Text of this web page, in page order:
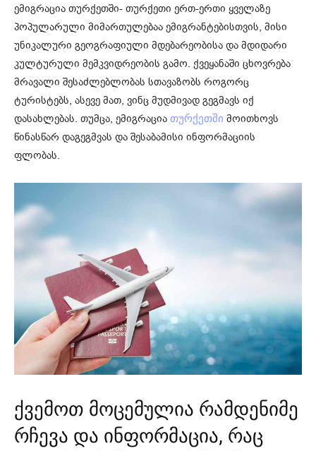
ემიგრაცია თურქეთში- თურქეთი ერთ-ერთი ყველაზე
პოპულარული მიმართულებაა ემიგრანტებისთვის, მისი
უნიკალური გეოგრაფიული მდებარეობისა და მდიდარი
კულტურული მემკვიდრეობის გამო. ქვეყანაში ცხოვრება
მრავალი შესაძლებლობას სთავაზობს როგორც
ტურისტებს, ასევე მათ, ვინც მუდმივად გეგმავს იქ
დასახლებას. თუმცა, ემიგრაცია თურქეთში მოითხოვს
წინასწარ დაგეგმვას და შესაბამისი ინფორმაციის
ფლობას.
ქვემოთ მოცემულია რამდენიმე
რჩევა და ინფორმაცია, რაც